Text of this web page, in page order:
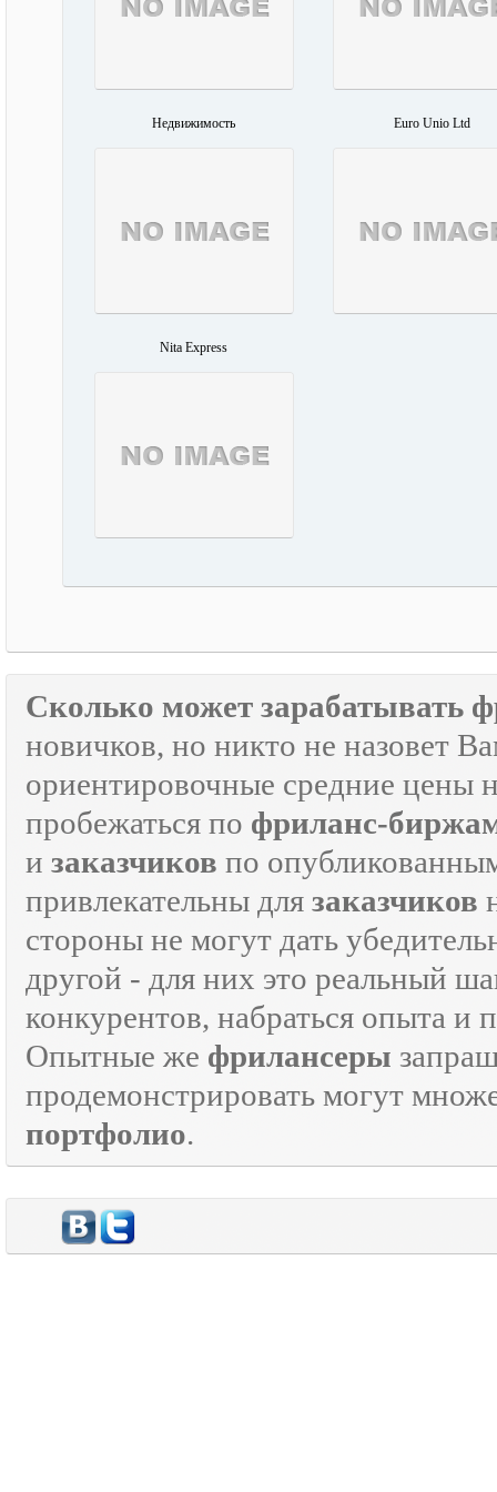
Недвижимость Euro Unio Ltd
Nita Express
Сколько может зарабатывать
новичков, но никто не назовет
ориентировочные средние цены
пробежаться по фриланс-
и заказчиков по
привлекательны для заказчиков
стороны не могут дать
другой - для них это реальный
конкурентов, набраться опыта и
Опытные же фрилансеры
продемонстрировать могут
портфолио.